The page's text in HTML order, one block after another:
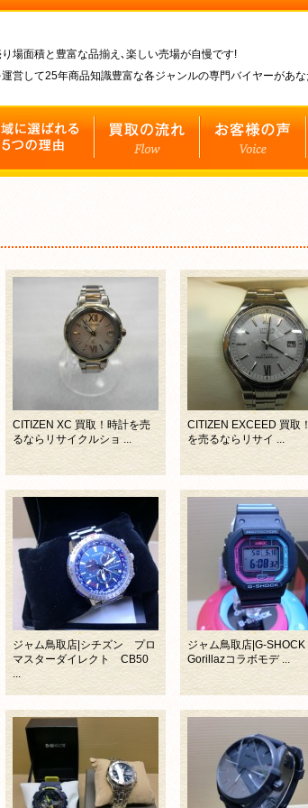
場面積と豊富な品揃え､楽しい売場が自慢です!
営して25年商品知識豊富な各ジャンルの専門バイヤーがあ
CITIZEN XC 買取！時計を売
るならリサイクルショ ...
CITIZEN EXCEED 買取
を売るならリサイ ...
ジャム鳥取店|シチズン プロ
マスターダイレクト CB50
...
ジャム鳥取店|G-SHOCK
Gorillazコラボモデ ...